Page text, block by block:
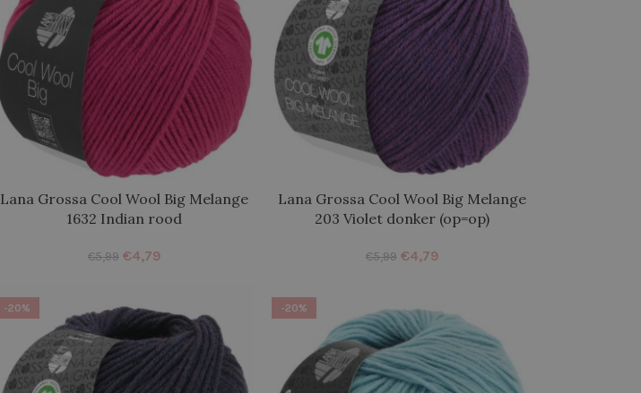
Lana Grossa Cool Wool Big Melange
1632 Indian rood
€5,99 €4,79
Lana Grossa Cool Wool Big Melange
203 Violet donker (op=op)
€5,99 €4,79
-20% -20%